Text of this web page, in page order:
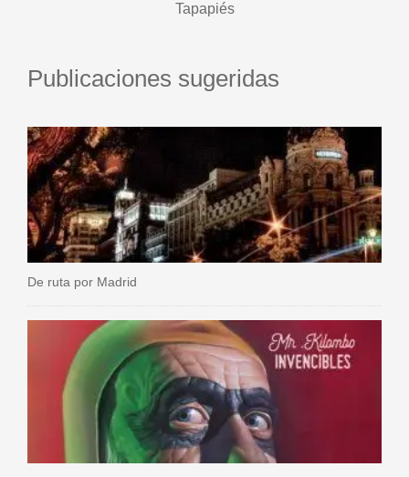
Tapapiés
Publicaciones sugeridas
De ruta por Madrid